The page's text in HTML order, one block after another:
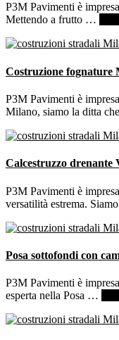
P3M Pavimenti è
Mettendo a frutto …
Costruzione fognature
P3M Pavimenti è
Milano, siamo la ditta
Calcestruzzo drenante
P3M Pavimenti è
versatilità estrema.
Posa sottofondi con
P3M Pavimenti è
esperta nella Posa …